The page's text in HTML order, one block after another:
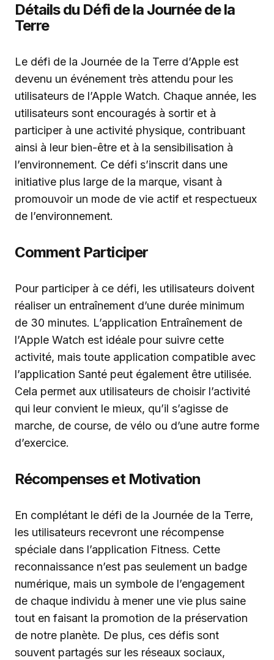
Détails du Défi de la Journée de la
Terre
Le défi de la Journée de la Terre d’Apple est
devenu un événement très attendu pour les
utilisateurs de l’Apple Watch. Chaque année, les
utilisateurs sont encouragés à sortir et à
participer à une activité physique, contribuant
ainsi à leur bien-être et à la sensibilisation à
l’environnement. Ce défi s’inscrit dans une
initiative plus large de la marque, visant à
promouvoir un mode de vie actif et respectueux
de l’environnement.
Comment Participer
Pour participer à ce défi, les utilisateurs doivent
réaliser un entraînement d’une durée minimum
de 30 minutes. L’application Entraînement de
l’Apple Watch est idéale pour suivre cette
activité, mais toute application compatible avec
l’application Santé peut également être utilisée.
Cela permet aux utilisateurs de choisir l’activité
qui leur convient le mieux, qu’il s’agisse de
marche, de course, de vélo ou d’une autre forme
d’exercice.
Récompenses et Motivation
En complétant le défi de la Journée de la Terre,
les utilisateurs recevront une récompense
spéciale dans l’application Fitness. Cette
reconnaissance n’est pas seulement un badge
numérique, mais un symbole de l’engagement
de chaque individu à mener une vie plus saine
tout en faisant la promotion de la préservation
de notre planète. De plus, ces défis sont
souvent partagés sur les réseaux sociaux,